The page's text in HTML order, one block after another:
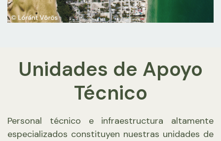
Unidades de Apoyo
Técnico
Personal técnico e infraestructura altamente
especializados constituyen nuestras unidades de